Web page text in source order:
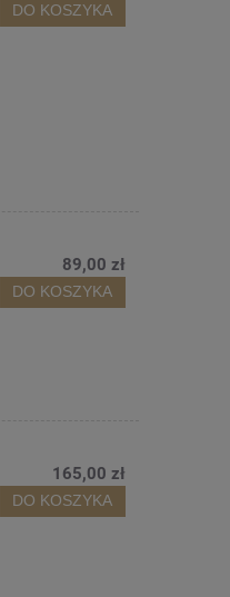
DO KOSZYKA
89,00 zł
DO KOSZYKA
165,00 zł
DO KOSZYKA